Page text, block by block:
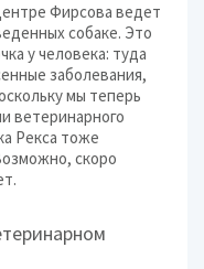
Фирсова ведет
собаке. Это
у человека: туда
заболевания,
мы теперь
ветеринарного
Рекса тоже
скоро